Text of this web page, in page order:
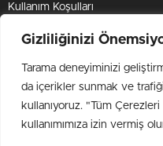
Gizliliğinizi
Tarama deneyiminizi
da içerikler sunmak ve
kullanıyoruz. "Tüm
kullanımımıza izin vermiş
Kullanım Koşulları
Çerez Politikası